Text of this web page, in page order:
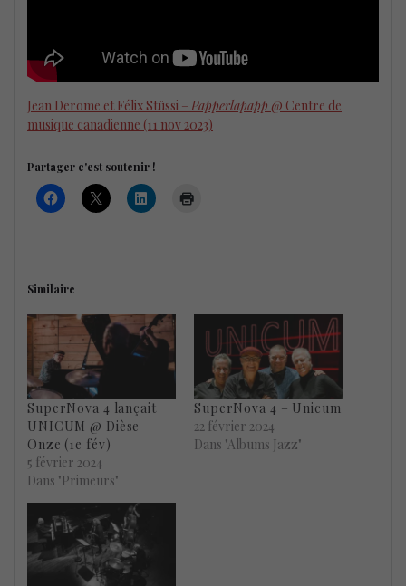
Jean Derome et Félix Stüssi – Papperlapapp @ Centre de
musique canadienne (11 nov 2023)
Partager c'est soutenir !
Similaire
SuperNova 4 lançait
UNICUM @ Dièse
Onze (1e fév)
5 février 2024
Dans "Primeurs"
SuperNova 4 – Unicum
22 février 2024
Dans "Albums Jazz"